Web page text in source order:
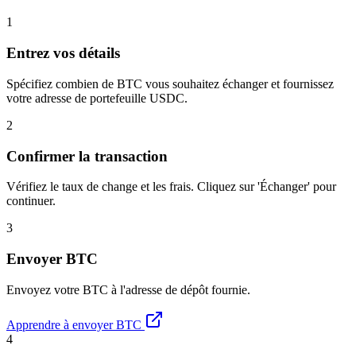
1
Entrez vos détails
Spécifiez combien de BTC vous souhaitez échanger et fournissez
votre adresse de portefeuille USDC.
2
Confirmer la transaction
Vérifiez le taux de change et les frais. Cliquez sur 'Échanger' pour
continuer.
3
Envoyer BTC
Envoyez votre BTC à l'adresse de dépôt fournie.
Apprendre à envoyer BTC
4